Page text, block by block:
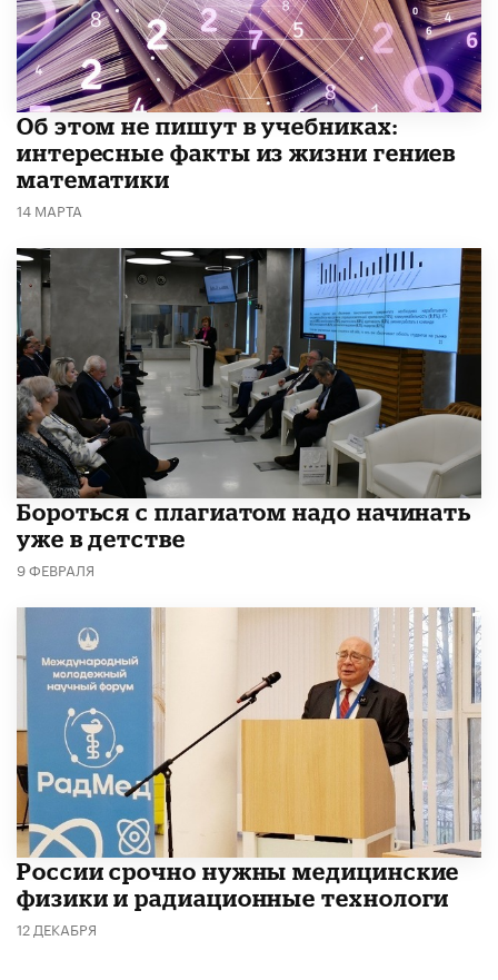
Об этом не пишут в учебниках:
интересные факты из жизни гениев
математики
14 МАРТА
​Бороться с плагиатом надо начинать
уже в детстве
9 ФЕВРАЛЯ
России срочно нужны медицинские
физики и радиационные технологи
12 ДЕКАБРЯ